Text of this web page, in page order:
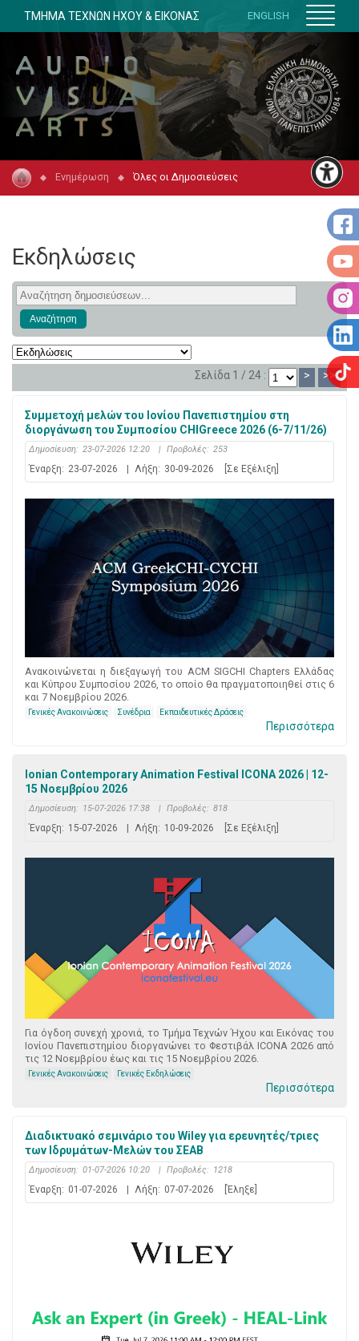
ΤΜΗΜΑ ΤΕΧΝΩΝ ΗΧΟΥ & ΕΙΚΟΝΑΣ ENGLISH
Ενημέρωση Όλες οι Δημοσιεύσεις
Εκδηλώσεις
Σελίδα 1 / 24 : > >>
Συμμετοχή μελών του Ιονίου Πανεπιστημίου στη
διοργάνωση του Συμποσίου CHIGreece 2026 (6-7/11/26)
Δημοσίευση: 23-07-2026 12:20 | Προβολές: 253
Έναρξη: 23-07-2026 Λήξη: 30-09-2026 [Σε Εξέλιξη]
Ανακοινώνεται η διεξαγωγή του ACM SIGCHI Chapters Ελλάδας
και Κύπρου Συμποσίου 2026, το οποίο θα πραγματοποιηθεί στις 6
και 7 Νοεμβρίου 2026.
Γενικές Ανακοινώσεις Συνέδρια Εκπαιδευτικές Δράσεις
Περισσότερα
Ionian Contemporary Animation Festival ICONA 2026 | 12-
15 Νοεμβρίου 2026
Δημοσίευση: 15-07-2026 17:38 | Προβολές: 818
Έναρξη: 15-07-2026 Λήξη: 10-09-2026 [Σε Εξέλιξη]
Για όγδοη συνεχή χρονιά, το Τμήμα Τεχνών Ήχου και Εικόνας του
Ιονίου Πανεπιστημίου διοργανώνει το Φεστιβάλ ICONA 2026 από
τις 12 Νοεμβρίου έως και τις 15 Νοεμβρίου 2026.
Γενικές Ανακοινώσεις Γενικές Εκδηλώσεις
Περισσότερα
Διαδικτυακό σεμινάριο του Wiley για ερευνητές/τριες
των Ιδρυμάτων-Μελών του ΣΕΑΒ
Δημοσίευση: 01-07-2026 10:20 | Προβολές: 1218
Έναρξη: 01-07-2026 Λήξη: 07-07-2026 [Έληξε]